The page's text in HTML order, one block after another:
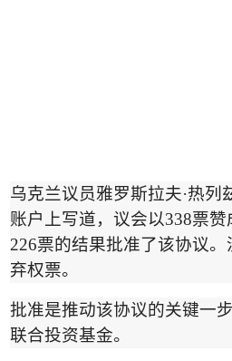
乌克兰议员雅罗斯拉夫·热列
账户上写道，议会以338票赞
226票的结果批准了该协议
弃权票。
批准是推动该协议的关键一
联合投资基金。